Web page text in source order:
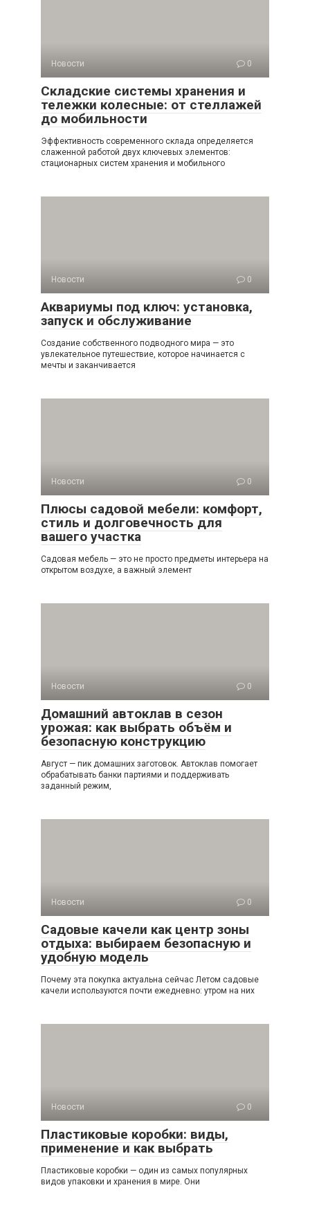
Новости 0
Складские системы хранения и
тележки колесные: от стеллажей
до мобильности
Эффективность современного склада определяется
слаженной работой двух ключевых элементов:
стационарных систем хранения и мобильного
Новости 0
Аквариумы под ключ: установка,
запуск и обслуживание
Создание собственного подводного мира — это
увлекательное путешествие, которое начинается с
мечты и заканчивается
Новости 0
Плюсы садовой мебели: комфорт,
стиль и долговечность для
вашего участка
Садовая мебель — это не просто предметы интерьера на
открытом воздухе, а важный элемент
Новости 0
Домашний автоклав в сезон
урожая: как выбрать объём и
безопасную конструкцию
Август — пик домашних заготовок. Автоклав помогает
обрабатывать банки партиями и поддерживать
заданный режим,
Новости 0
Садовые качели как центр зоны
отдыха: выбираем безопасную и
удобную модель
Почему эта покупка актуальна сейчас Летом садовые
качели используются почти ежедневно: утром на них
Новости 0
Пластиковые коробки: виды,
применение и как выбрать
Пластиковые коробки — один из самых популярных
видов упаковки и хранения в мире. Они